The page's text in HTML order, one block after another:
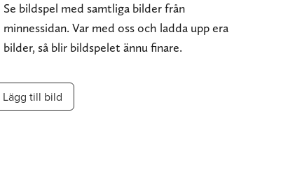
Se bildspel med samtliga bilder från
minnessidan. Var med oss och ladda upp era
bilder, så blir bildspelet ännu finare.
Lägg till bild